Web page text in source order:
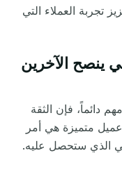
تجربة العملاء التي
ينصح الآخرين
دائماً، فإن الثقة
عميل متميزة هي أمر
الذي ستحصل عليه.